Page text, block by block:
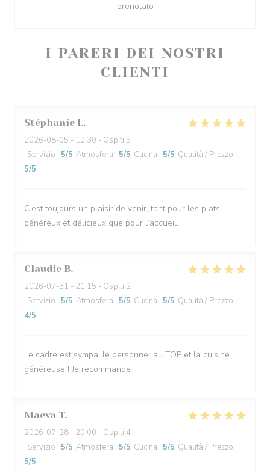
I PARERI DEI NOSTRI
CLIENTI
Stéphanie L
2026-08-05 - 12:30 - Ospiti 5
Servizio : 5/5 Atmosfera : 5/5 Cucina : 5/5 Qualità / Prezzo :
5/5
C’est toujours un plaisir de venir, tant pour les plats
généreux et délicieux que pour l’accueil.
Claudie B
2026-07-31 - 21:15 - Ospiti 2
Servizio : 5/5 Atmosfera : 5/5 Cucina : 5/5 Qualità / Prezzo :
4/5
Le cadre est sympa, le personnel au TOP et la cuisine
généreuse ! Je recommande
Maeva T
2026-07-28 - 20:00 - Ospiti 4
Servizio : 5/5 Atmosfera : 5/5 Cucina : 5/5 Qualità / Prezzo :
5/5
prenotato